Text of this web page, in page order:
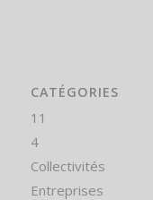
CATÉGORIES
11
4
Collectivités
Entreprises